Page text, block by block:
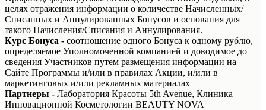
целях отражения информации о количестве Начисленных/
Списанных и Аннулированных Бонусов и основания для
такого Начисления/Списания и Аннулирования.
Курс Бонуса - соотношение одного Бонуса к одному рублю,
определяемое Уполномоченной компанией и доводимое до
сведения Участников путем размещения информации на
Сайте Программы и/или в правилах Акции, и/или в
маркетинговых и/или рекламных материалах
Партнеры - Лаборатория Красоты 5th Avenue, Клиника
Инновационной Косметологии BEAUTY NOVA